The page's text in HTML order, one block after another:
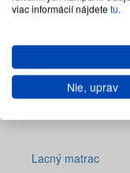
Lacný matrac
viac informácií nájdetetu.
Nie, uprav